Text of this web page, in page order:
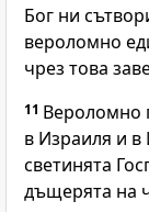
Бог ни
вероломно
чрез това
11 Вероломно
в Израиля и
светинята
дъщерята на